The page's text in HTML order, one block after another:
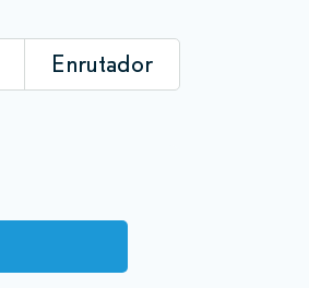
Enrutador